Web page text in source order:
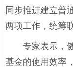
同步推进建立普
两项工作，统筹
专家表示，
基金的使用效率